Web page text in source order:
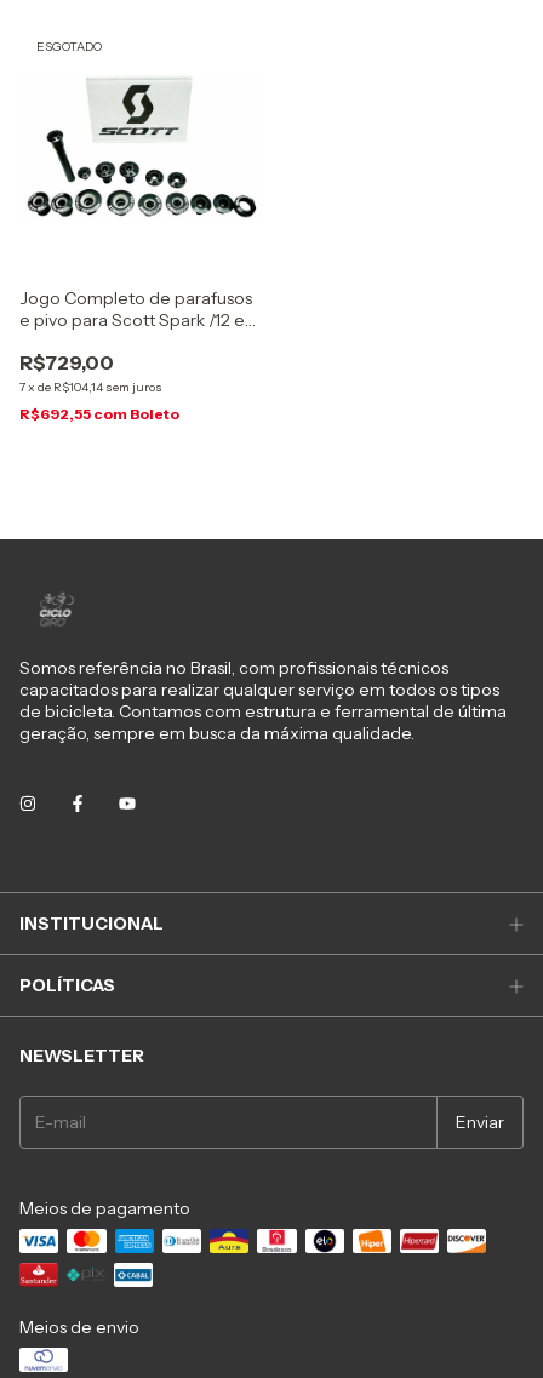
ESGOTADO
Jogo Completo de parafusos
e pivo para Scott Spark /12 e
R$729,00
7x de R$104,14 sem juros
R$692,55 com Boleto
Somos referência no Brasil, com profissionais técnicos
capacitados para realizar qualquer serviço em todos os tipos
de bicicleta. Contamos com estrutura e ferramental de última
geração, sempre em busca da máxima qualidade.
INSTITUCIONAL
POLÍTICAS
NEWSLETTER
Meios de pagamento
Meios de envio